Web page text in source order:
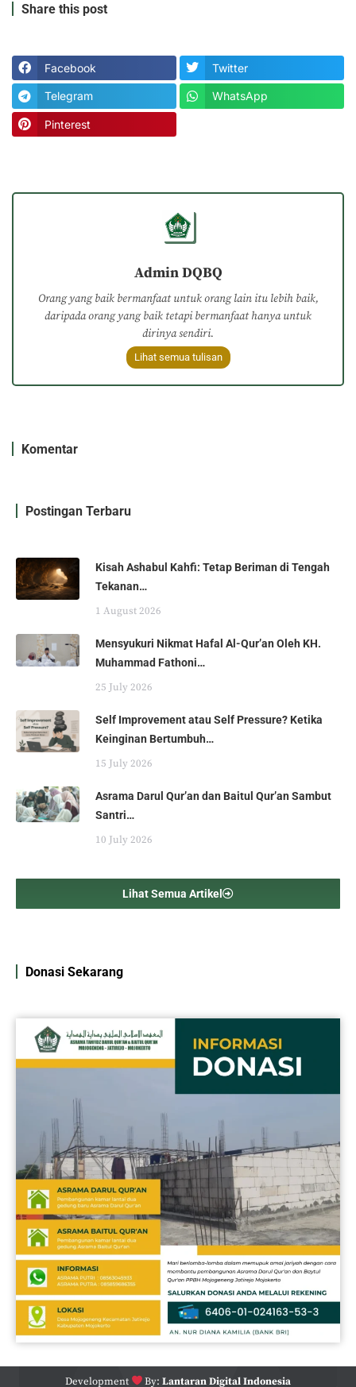
Share this post
Facebook Twitter
Telegram WhatsApp
Pinterest
Admin DQBQ
Orang yang baik bermanfaat untuk orang lain itu lebih baik,
daripada orang yang baik tetapi bermanfaat hanya untuk
dirinya sendiri.
Lihat semua tulisan
Komentar
Postingan Terbaru
Kisah Ashabul Kahfi: Tetap Beriman di Tengah
Tekanan…
1 August 2026
Mensyukuri Nikmat Hafal Al-Qur’an Oleh KH.
Muhammad Fathoni…
25 July 2026
Self Improvement atau Self Pressure? Ketika
Keinginan Bertumbuh…
15 July 2026
Asrama Darul Qur’an dan Baitul Qur’an Sambut
Santri…
10 July 2026
Lihat Semua Artikel
Donasi Sekarang
Development By:Lantaran Digital Indonesia